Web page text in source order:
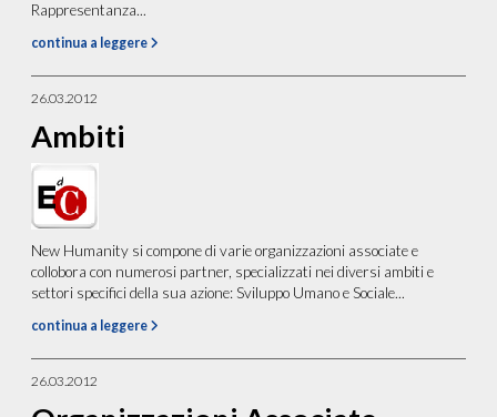
Rappresentanza...
continua a leggere
26.03.2012
Ambiti
New Humanity si compone di varie organizzazioni associate e
collobora con numerosi partner, specializzati nei diversi ambiti e
settori specifici della sua azione: Sviluppo Umano e Sociale...
continua a leggere
26.03.2012